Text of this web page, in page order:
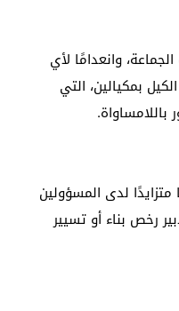
وانعدامًا لأي
بمكيالين، التي
لدى المسؤولين
رخص بناء أو تسيير